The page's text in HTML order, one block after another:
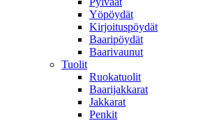
Yöpöydät
Kirjoituspöydät
Baaripöydät
Baarivaunut
Tuolit
Ruokatuolit
Baarijakkarat
Jakkarat
Penkit